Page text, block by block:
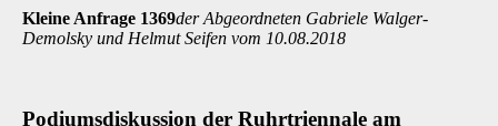
Kleine Anfrage 1369der Abgeordneten Gabriele Walger-
Demolsky und Helmut Seifen vom 10.08.2018
Podiumsdiskussion der Ruhrtriennale am